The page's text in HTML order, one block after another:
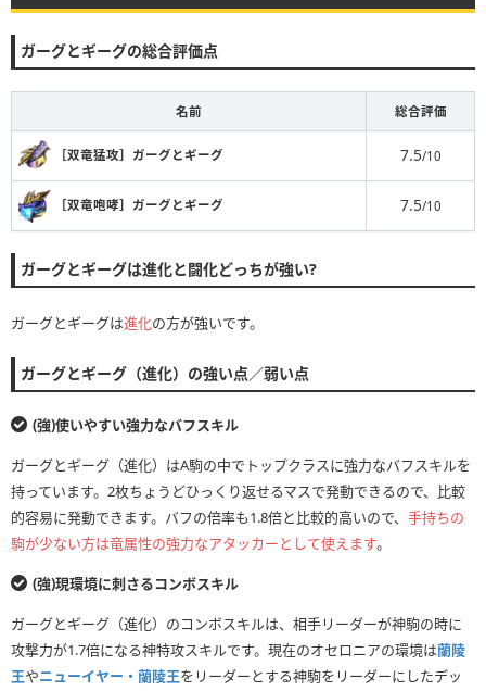
ガーグとギーグの総合評価点
名前 総合評価
［双竜猛攻］ガーグとギーグ 7.5/10
［双竜咆哮］ガーグとギーグ 7.5/10
ガーグとギーグは進化と闘化どっちが強い?
ガーグとギーグは進化の方が強いです。
ガーグとギーグ（進化）の強い点／弱い点
(強)使いやすい強力なバフスキル
ガーグとギーグ（進化）はA駒の中でトップクラスに強力なバフスキルを
持っています。2枚ちょうどひっくり返せるマスで発動できるので、比較
的容易に発動できます。バフの倍率も1.8倍と比較的高いので、 手持ちの
駒が少ない方は竜属性の強力なアタッカーとして使えます。
(強)現環境に刺さるコンボスキル
ガーグとギーグ（進化）のコンボスキルは、相手リーダーが神駒の時に
攻撃力が1.7倍になる神特攻スキルです。現在のオセロニアの環境は蘭陵
王やニューイヤー・蘭陵王をリーダーとする神駒をリーダーにしたデッ